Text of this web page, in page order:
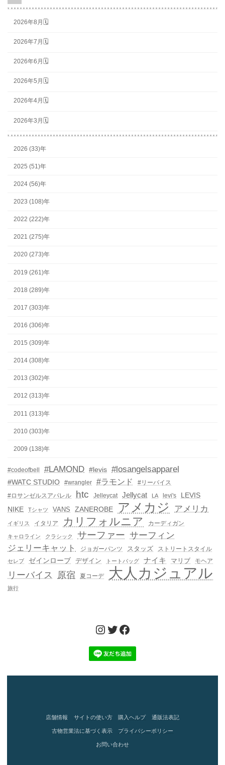
2026年8月🗓
2026年7月🗓
2026年6月🗓
2026年5月🗓
2026年4月🗓
2026年3月🗓
2026 (33)年
2025 (51)年
2024 (56)年
2023 (108)年
2022 (222)年
2021 (275)年
2020 (273)年
2019 (261)年
2018 (289)年
2017 (303)年
2016 (306)年
2015 (309)年
2014 (308)年
2013 (302)年
2012 (313)年
2011 (313)年
2010 (303)年
2009 (138)年
#codeofbell #LAMOND #levis #losangelsapparel
#WATC STUDIO #wrangler #ラモンド
#リーバイス
#ロサンゼルスアパレル
htc Jelleycat Jellycat LA levi's
LEVIS
NIKE
Tシャツ VANS ZANEROBE アメカジ アメリカ
イギリス イタリア カリフォルニア カーディガン
キャロライン クラシック サーファー サーフィン
ジェリーキャット
ジョガーパンツ スタッズ ストリートスタイル
セレブ ゼインローブ デザイン トートバッグ ナイキ マリブ モヘア
リーバイス 原宿 夏コーデ 大人カジュアル
旅行
Instagram
Twitter
Facebook
店舗情報 サイトの使い方 購入ヘルプ 通販法表記
古物営業法に基づく表示 プライバシーポリシー
お問い合わせ